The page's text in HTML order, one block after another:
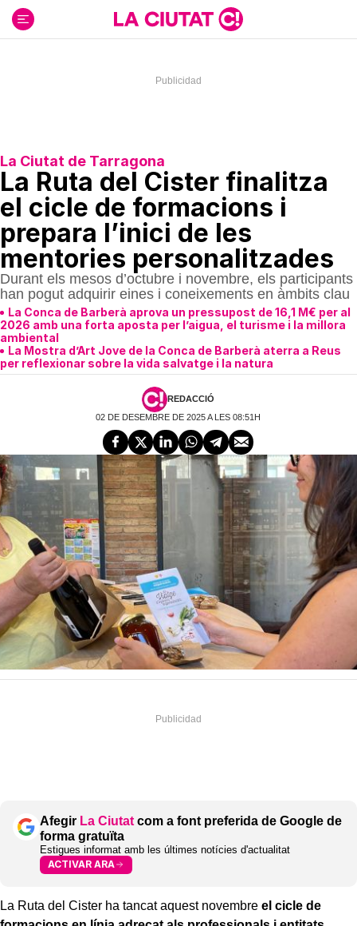
contenido
La Ciutat de Tarragona
La Ruta del Cister finalitza
el cicle de formacions i
prepara l’inici de les
mentories personalitzades
Durant els mesos d’octubre i novembre, els participants
han pogut adquirir eines i coneixements en àmbits clau
La Conca de Barberà aprova un pressupost de 16,1 M€ per al
2026 amb una forta aposta per l’aigua, el turisme i la millora
ambiental
La Mostra d’Art Jove de la Conca de Barberà aterra a Reus
per reflexionar sobre la vida salvatge i la natura
REDACCIÓ
02 DE DESEMBRE DE 2025 A LES 08:51H
Afegir La Ciutat com a font preferida de Google de
forma gratuïta
Estigues informat amb les últimes notícies d'actualitat
ACTIVAR ARA
La Ruta del Cister ha tancat aquest novembre el cicle de